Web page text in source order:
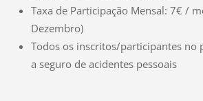
Taxa de Participação Mensal: 7€ /
Dezembro)
Todos os inscritos/participantes no
a seguro de acidentes pessoais